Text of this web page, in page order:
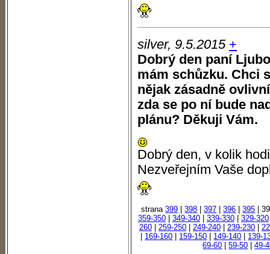
silver, 9.5.2015 +
Dobrý den paní
mám schůzku. Chci
nějak zásadně
zda se po ní bude
plánu? Děkuji Vám.
Dobrý den, v kolik
Nezveřejním Vaše
strana399 |398 |397 |396 |395 |
359-350
349-340 339-330 329-320
260
259-250 249-240 239-230
169-160 159-150 149-140
139-
69-60 |59-50 |49-